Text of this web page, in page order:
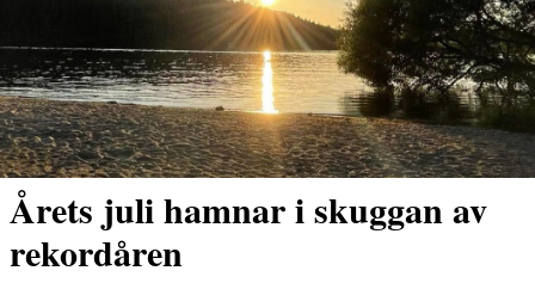
Årets juli hamnar i skuggan av
rekordåren